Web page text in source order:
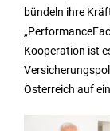
bündeln ihre
Kooperation ist
Österreich auf